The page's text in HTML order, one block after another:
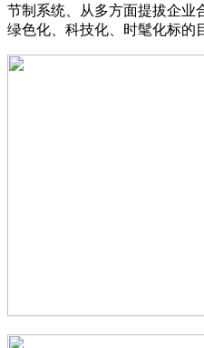
节制系统、从多方面提拔企业
绿色化、科技化、时髦化标的